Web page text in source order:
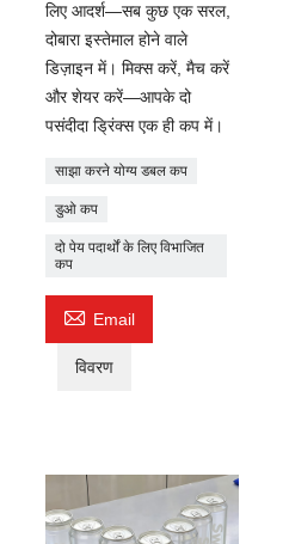
लिए आदर्श—सब कुछ एक सरल,
दोबारा इस्तेमाल होने वाले
डिज़ाइन में। मिक्स करें, मैच करें
और शेयर करें—आपके दो
पसंदीदा ड्रिंक्स एक ही कप में।
साझा करने योग्य डबल कप
डुओ कप
दो पेय पदार्थों के लिए विभाजित
कप
 Email
विवरण